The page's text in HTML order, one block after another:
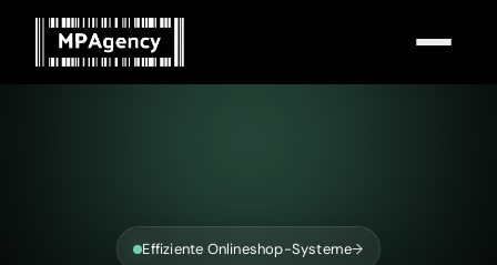
MENÜ
Effiziente Onlineshop-Systeme→